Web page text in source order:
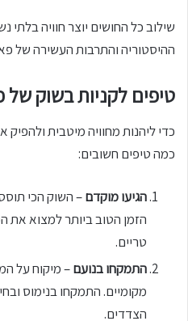
שילוב כל החושים יוצר חוויה
ההיסטוריה והתרבות העשירה של
טיפים לקניות בשוק של
כדי ליהנות מחוויה מיטבית
כמה טיפים חשובים:
הגיעו מוקדם– השוק הכי
הזמן הטוב ביותר למצוא את
טריים.
התמקחו בנועם– מיקוח על
מקומיים. התמקחו בנימוס
הצדדים.